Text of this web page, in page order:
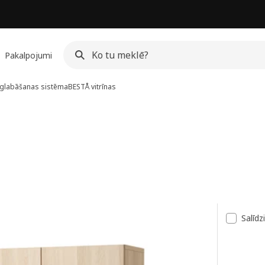
Pakalpojumi
sistēmaBESTÅ vitrīnas